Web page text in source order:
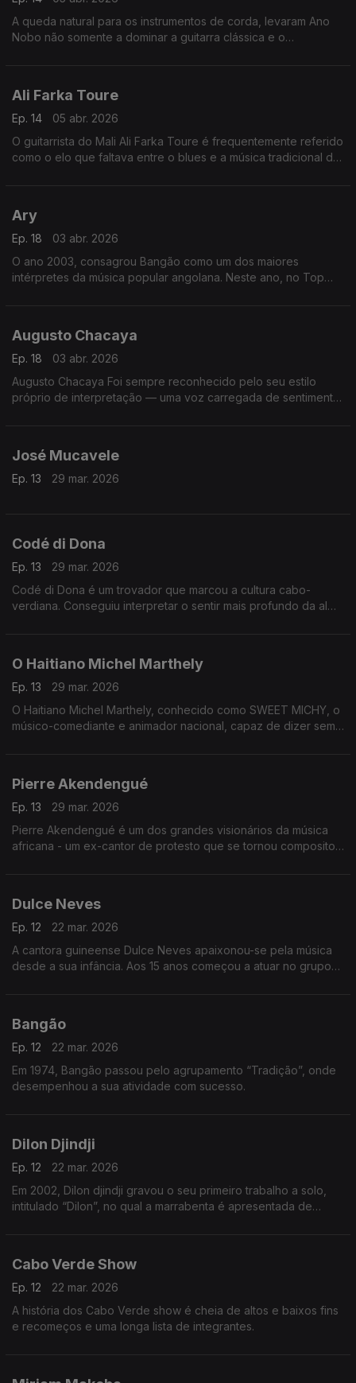
A queda natural para os instrumentos de corda, levaram Ano
Nobo não somente a dominar a guitarra clássica e o
Ali Farka Toure
Ep. 14
05 abr. 2026
O guitarrista do Mali Ali Farka Toure é frequentemente referido
como o elo que faltava entre o blues e a música tradicional da
Ary
Ep. 18
03 abr. 2026
O ano 2003, consagrou Bangão como um dos maiores
intérpretes da música popular angolana. Neste ano, no Top
Augusto Chacaya
Ep. 18
03 abr. 2026
Augusto Chacaya Foi sempre reconhecido pelo seu estilo
próprio de interpretação — uma voz carregada de sentimento,
José Mucavele
Ep. 13 29 mar. 2026
Codé di Dona
Ep. 13
29 mar. 2026
Codé di Dona é um trovador que marcou a cultura cabo-
verdiana. Conseguiu interpretar o sentir mais profundo da alma
O Haitiano Michel Marthely
Ep. 13
29 mar. 2026
O Haitiano Michel Marthely, conhecido como SWEET MICHY, o
músico-comediante e animador nacional, capaz de dizer sem
Pierre Akendengué
Ep. 13
29 mar. 2026
Pierre Akendengué é um dos grandes visionários da música
africana - um ex-cantor de protesto que se tornou compositor
Dulce Neves
Ep. 12
22 mar. 2026
A cantora guineense Dulce Neves apaixonou-se pela música
desde a sua infância. Aos 15 anos começou a atuar no grupo
Bangão
Ep. 12
22 mar. 2026
Em 1974, Bangão passou pelo agrupamento “Tradição”, onde
desempenhou a sua atividade com sucesso.
Dilon Djindji
Ep. 12
22 mar. 2026
Em 2002, Dilon djindji gravou o seu primeiro trabalho a solo,
intitulado “Dilon”, no qual a marrabenta é apresentada de
Cabo Verde Show
Ep. 12
22 mar. 2026
A história dos Cabo Verde show é cheia de altos e baixos fins
e recomeços e uma longa lista de integrantes.